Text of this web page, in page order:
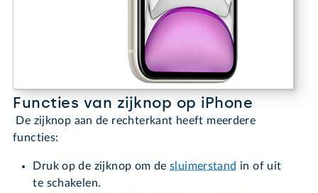
Functies van zijknop op iPhone
De zijknop aan de rechterkant heeft meerdere
functies:
Druk op de zijknop om de sluimerstand in of uit
te schakelen.